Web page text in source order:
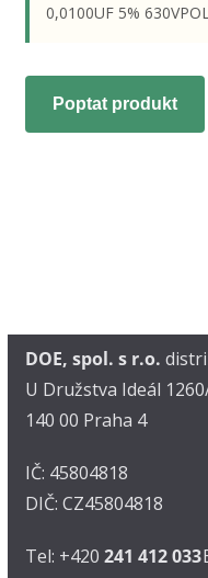
0,0100UF 5%
Poptat produkt
DOE, spol. s r.o.
U Družstva Ideál
140 00 Praha 4
IČ: 45804818
DIČ: CZ45804818
Tel: +420 241 412 033